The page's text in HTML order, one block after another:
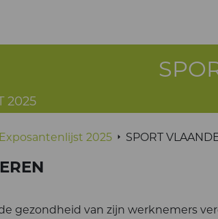
2025
Exposantenlijst 2025 SPORT
gezondheid van zijn werknemers